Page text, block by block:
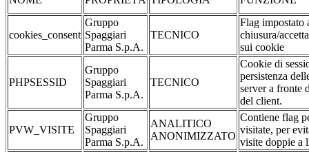
cookies_consent
Gruppo
Spaggiari
Parma S.p.A.
TECNICO
Flag impostato
chiusura/
sui cookie
PHPSESSID
Gruppo
Spaggiari
Parma S.p.A.
TECNICO
Cookie di
persistenza
server a fronte
del client.
PVW_VISITE
Gruppo
Spaggiari
Parma S.p.A.
ANALITICO
ANONIMIZZATO
Contiene flag
visitate, per
visite doppie a